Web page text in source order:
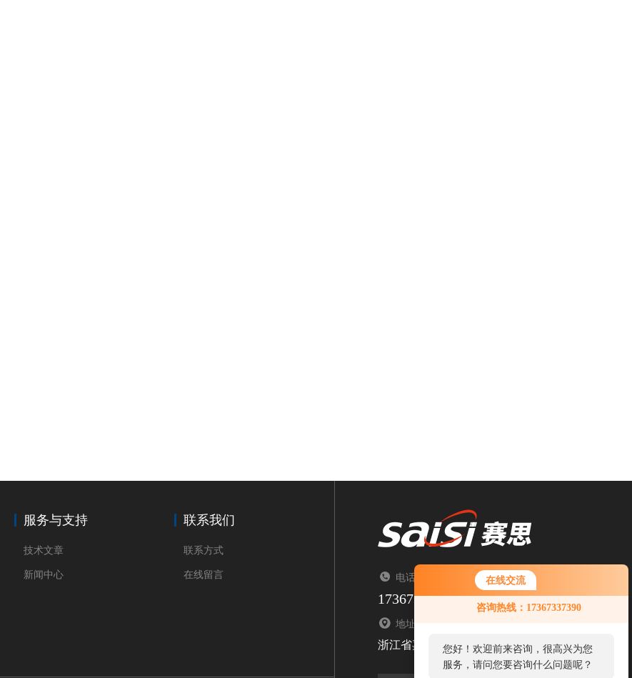
在线交流
咨询热线：17367337390
您好！欢迎前来咨询，很高兴为您
服务，请问您要咨询什么问题呢？
服务与支持
技术文章
新闻中心
联系我们
联系方式
在线留言 电话：TEL（来电请告知来自智能制造网）
17367337390
地址：ADDRESS
浙江省嘉兴市南湖区顺泽路1376号